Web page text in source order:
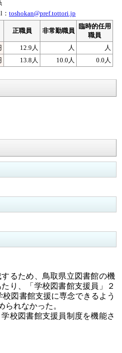
係
toshokan@pref.tottori.jp
正職員 非常勤職員
臨時的任用
職員
12.9人 人
人
13.8人 10.0人 0.0人
るため、鳥取県立図書館の機
り、「学校図書館支援員」２
図書館支援に専念できるよう
れなかった。
校図書館支援員制度を機能さ